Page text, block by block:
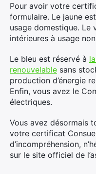
Pour avoir votre
formulaire. Le jaune
usage domestique. Le
intérieures à usage
Le bleu est réservé à
renouvelable sans
production d’énergie
Enfin, vous avez le
électriques.
Vous avez désormais
votre certificat
d’incompréhension,
sur le site officiel de
Rechercher
: